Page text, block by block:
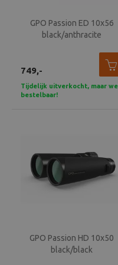
GPO Passion ED 10x56
black/anthracite
749,-
Tijdelijk uitverkocht, maar
bestelbaar!
GPO Passion HD 10x50
black/black